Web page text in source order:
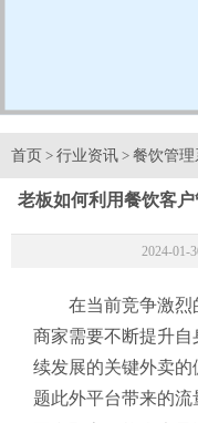
首页 > 行业资讯 > 餐饮管
老板如何利用餐饮客
2024-01-
在当前竞争激烈
商家需要不断提升
续发展的关键外卖
题此外平台带来的